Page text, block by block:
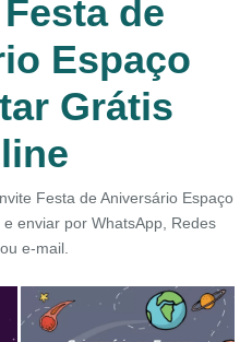
de
Espaço
Grátis
Festa de Aniversário Espaço
enviar por WhatsApp, Redes
e-mail.